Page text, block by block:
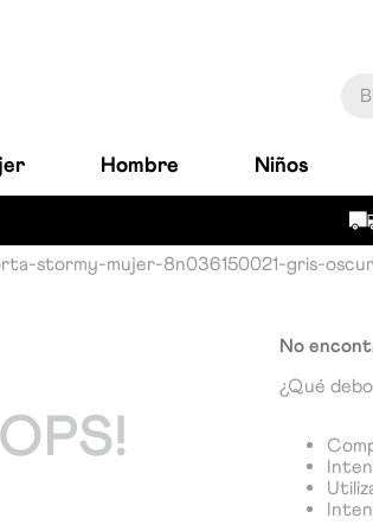
Hombre Niños
stormy-mujer-8n036150021-gris-
No
¿Qué